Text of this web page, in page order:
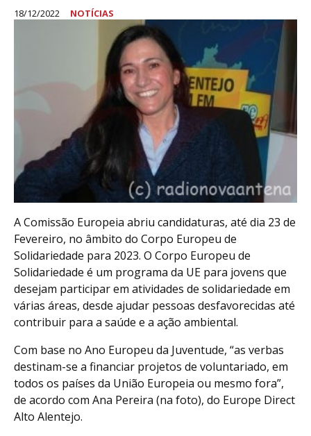
18/12/2022 NOTÍCIAS
A Comissão Europeia abriu candidaturas, até dia 23 de
Fevereiro, no âmbito do Corpo Europeu de
Solidariedade para 2023. O Corpo Europeu de
Solidariedade é um programa da UE para jovens que
desejam participar em atividades de solidariedade em
várias áreas, desde ajudar pessoas desfavorecidas até
contribuir para a saúde e a ação ambiental.
Com base no Ano Europeu da Juventude, “as verbas
destinam-se a financiar projetos de voluntariado, em
todos os países da União Europeia ou mesmo fora”,
de acordo com Ana Pereira (na foto), do Europe Direct
Alto Alentejo.